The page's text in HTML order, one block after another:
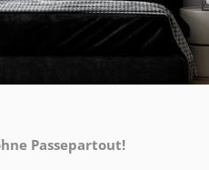
Passepartout!